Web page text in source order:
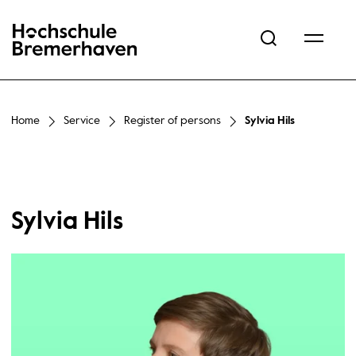
Hochschule Bremerhaven
Home Service Register of persons Sylvia Hils
Sylvia Hils